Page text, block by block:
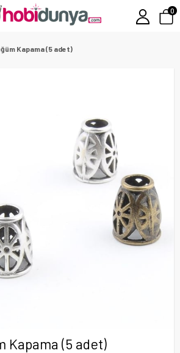
0
Kapama (5 adet)
Kapama (5 adet)